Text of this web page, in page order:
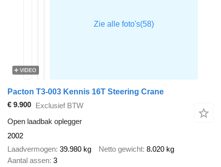
VIDEO
Pacton T3-003 Kennis 16T Steering Crane
€ 9.900 Exclusief BTW
Open laadbak oplegger
2002
Laadvermogen 39.980 kg Netto gewicht 8.020 kg
Aantal assen 3